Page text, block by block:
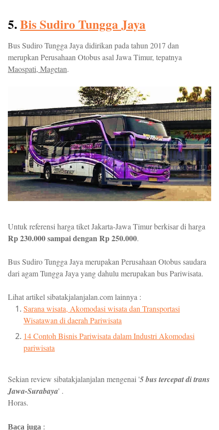
5.Bis Sudiro Tungga Jaya
Bus Sudiro Tungga Jaya didirikan pada tahun 2017 dan
merupkan Perusahaan Otobus asal Jawa Timur, tepatnya
Maospati, Magetan.
Untuk referensi harga tiket Jakarta-Jawa Timur berkisar di harga
Rp 230.000 sampai dengan Rp 250.000.
Bus Sudiro Tungga Jaya merupakan Perusahaan Otobus saudara
dari agam Tungga Jaya yang dahulu merupakan bus Pariwisata.
Lihat artikel sibatakjalanjalan.com lainnya :
Sarana wisata, Akomodasi wisata dan Transportasi
Wisatawan di daerah Pariwisata
14 Contoh Bisnis Pariwisata dalam Industri Akomodasi
pariwisata
Sekian review sibatakjalanjalan mengenai '5 bus tercepat di trans
Jawa-Surabaya' .
Horas.
Baca juga :